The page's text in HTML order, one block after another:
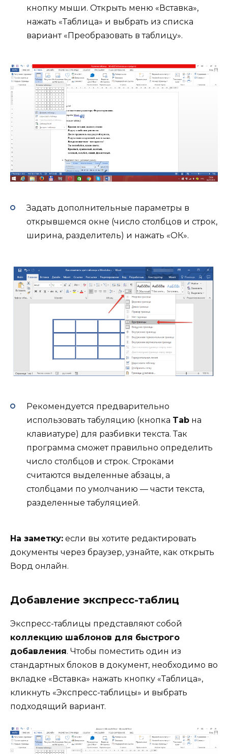
кнопку мыши. Открыть меню «Вставка»,
нажать «Таблица» и выбрать из списка
вариант «Преобразовать в таблицу».
Задать дополнительные параметры в
открывшемся окне (число столбцов и строк,
ширина, разделитель) и нажать «ОК».
Рекомендуется предварительно
использовать табуляцию (кнопка Tab на
клавиатуре) для разбивки текста. Так
программа сможет правильно определить
число столбцов и строк. Строками
считаются выделенные абзацы, а
столбцами по умолчанию — части текста,
разделенные табуляцией.
На заметку: если вы хотите редактировать
документы через браузер, узнайте, как открыть
Ворд онлайн.
Добавление экспресс-таблиц
Экспресс-таблицы представляют собой
коллекцию шаблонов для быстрого
добавления. Чтобы поместить один из
стандартных блоков в документ, необходимо во
вкладке «Вставка» нажать кнопку «Таблица»,
кликнуть «Экспресс-таблицы» и выбрать
подходящий вариант.